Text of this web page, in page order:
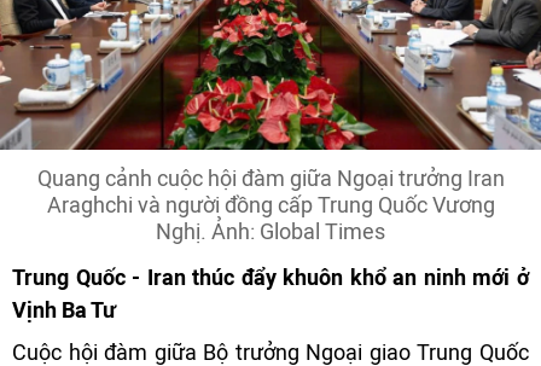
Quang cảnh cuộc hội đàm giữa Ngoại trưởng Iran
Araghchi và người đồng cấp Trung Quốc Vương
Nghị. Ảnh: Global Times
Trung Quốc - Iran thúc đẩy khuôn khổ an ninh mới ở
Vịnh Ba Tư
Cuộc hội đàm giữa Bộ trưởng Ngoại giao Trung Quốc